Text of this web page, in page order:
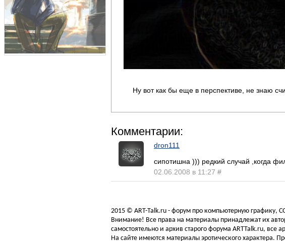
Ну вот как бы еще в перспективе, не знаю
Комментарии:
dron111
сипотишна ))) редкий случай ,когда
02.06.2008 в 11:27 #
2015 © ART-Talk.ru - форум про компьютерную графику,
Внимание! Все права на материалы принадлежат их
самостоятельно и архив старого форума ARTTalk.ru,
На сайте имеются материалы эротического характера.